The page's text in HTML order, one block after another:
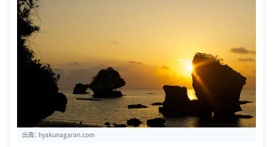
出典： hyakunagaran.com